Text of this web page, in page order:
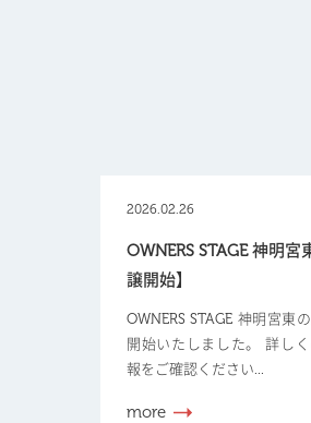
2026.02.26
OWNERS STAGE 神明宮
譲開始】
OWNERS STAGE 神明宮東
開始いたしました。 詳し
報をご確認ください...
more